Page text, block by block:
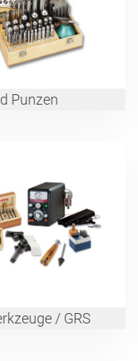
Punzen
/ GRS